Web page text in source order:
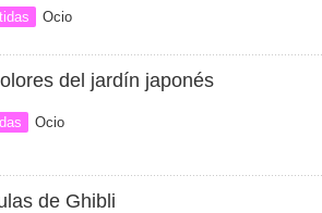
Ocio
del jardín japonés
Ocio
de Ghibli